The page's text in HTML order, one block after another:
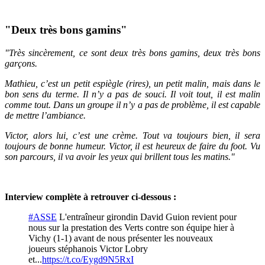
"Deux très bons gamins"
"Très sincèrement, ce sont deux très bons gamins, deux très bons
garçons.
Mathieu, c’est un petit espiègle (rires), un petit malin, mais dans le
bon sens du terme. Il n’y a pas de souci. Il voit tout, il est malin
comme tout. Dans un groupe il n’y a pas de problème, il est capable
de mettre l’ambiance.
Victor, alors lui, c’est une crème. Tout va toujours bien, il sera
toujours de bonne humeur. Victor, il est heureux de faire du foot. Vu
son parcours, il va avoir les yeux qui brillent tous les matins."
Interview complète à retrouver ci-dessous :
#ASSE L'entraîneur girondin David Guion revient pour
nous sur la prestation des Verts contre son équipe hier à
Vichy (1-1) avant de nous présenter les nouveaux
joueurs stéphanois Victor Lobry
et...https://t.co/Eygd9N5RxI